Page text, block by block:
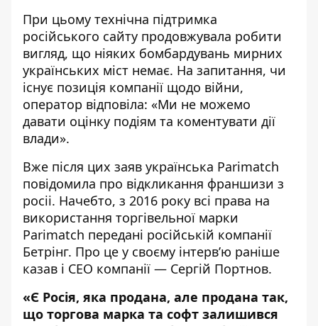
При цьому технічна підтримка
російського сайту продовжувала робити
вигляд, що ніяких бомбардувань мирних
українських міст немає. На запитання, чи
існує позиція компанії щодо війни,
оператор відповіла: «Ми не можемо
давати оцінку подіям та коментувати дії
влади».
Вже після цих заяв українська Parimatch
повідомила про відкликання франшизи з
росіі. Начебто, з 2016 року всі права на
використання торгівельної марки
Parimatch передані російській компанії
Бетрінг. Про це у своєму інтерв’ю раніше
казав і СЕО компанії — Сергій Портнов.
«Є Росія, яка продана, але продана так,
що торгова марка та софт залишився